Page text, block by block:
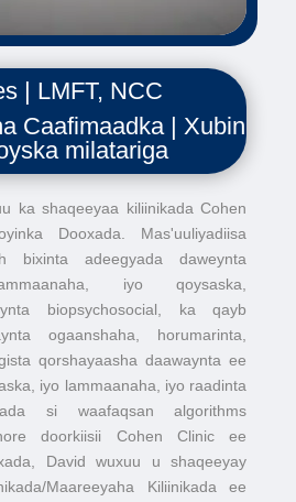
| LMFT, NCC
Caafimaadka | Xubin
milatariga
ka shaqeeyaa kiliinikada Cohen
Dooxada. Mas'uuliyadiisa
adeegyada daweynta
iyo qoysaska,
biopsychosocial, ka qayb
ogaanshaha, horumarinta,
qorshayaasha daawaynta ee
iyo lammaanaha, iyo raadinta
si waafaqsan algorithms
doorkiisii Cohen Clinic ee
David wuxuu u shaqeeyay
Maareeyaha Kiliinikada ee